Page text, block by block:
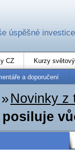
úspěšné investice
CZ Kurzy
a doporučení
» Novinky z